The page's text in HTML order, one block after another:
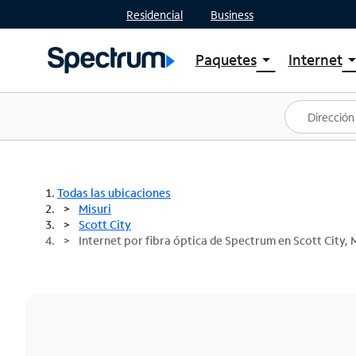
Residencial Business
Paquetesarrow_drop_down
Ver paquetes
Spectrum One
Mejores ofertas
Internetarrow_drop_down
Planes
Todas las ubicaciones
Misuri
Scott City
Internet por fibra óptica de Spectrum en Scott City,